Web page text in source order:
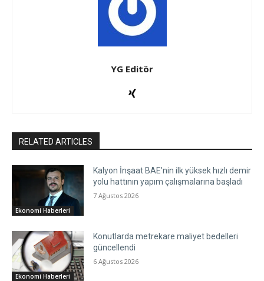
YG Editör
RELATED ARTICLES
Ekonomi Haberleri
Kalyon İnşaat BAE’nin ilk yüksek hızlı demir
yolu hattının yapım çalışmalarına başladı
7 Ağustos 2026
Ekonomi Haberleri
Konutlarda metrekare maliyet bedelleri
güncellendi
6 Ağustos 2026